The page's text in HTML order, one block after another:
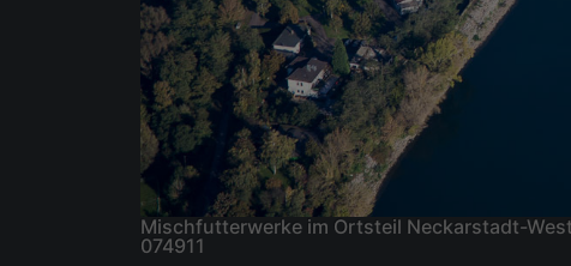
Mischfutterwerke im Ortsteil Neckarstadt-
074911